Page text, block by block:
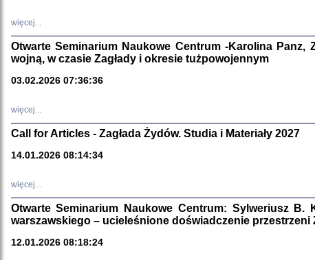
Sewek
więcej...
Otwarte Seminarium Naukowe Centrum -Karolina Panz,
wojną, w czasie Zagłady i okresie tużpowojennym
03.02.2026 07:36:36
więcej...
Call for Articles - Zagłada Żydów. Studia i Materiały 2027
14.01.2026 08:14:34
więcej...
Otwarte Seminarium Naukowe Centrum: Sylweriusz B.
warszawskiego – ucieleśnione doświadczenie przestrzeni
12.01.2026 08:18:24